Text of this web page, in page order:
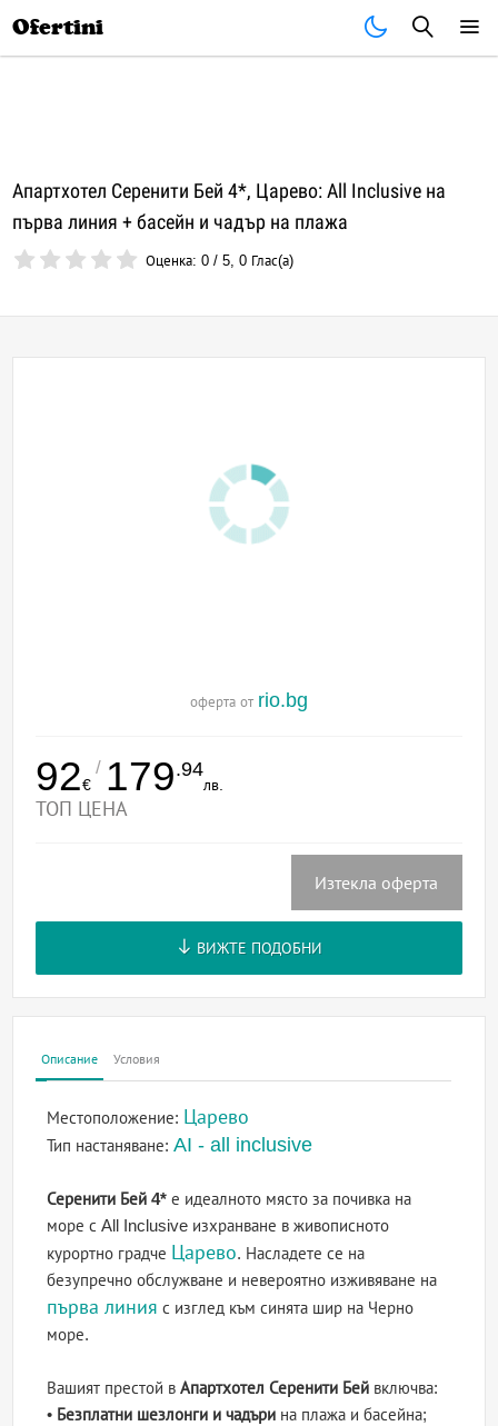
Ofertini
Апартхотел Серенити Бей 4*, Царево: All Inclusive на
първа линия + басейн и чадър на плажа
Оценка:0 /5,0 Глас(а)
оферта от rio.bg
92€
/ 179.94
лв.
ТОП ЦЕНА
Изтекла оферта
ВИЖТЕ ПОДОБНИ
Описание Условия
Местоположение: Царево
Тип настаняване:AI - all inclusive
Серенити Бей 4* е идеалното място за почивка на
море с All Inclusive изхранване в живописното
курортно градче Царево. Насладете се на
безупречно обслужване и невероятно изживяване на
първа линия с изглед към синята шир на Черно
море.
Вашият престой вАпартхотел Серенити Бей включва:
• Безплатни шезлонги и чадъри на плажа и басейна;